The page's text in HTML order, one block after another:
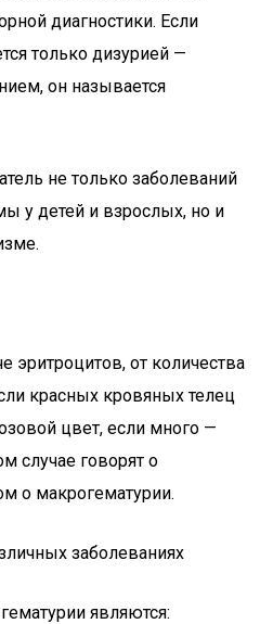
диагностики. Если
только дизурией —
он называется
не только заболеваний
у детей и взрослых, но и
эритроцитов, от количества
красных кровяных телец
цвет, если много —
случае говорят о
о макрогематурии.
являются: